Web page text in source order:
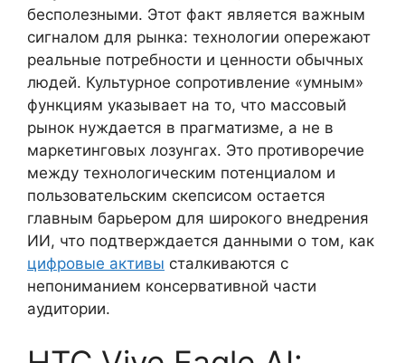
бесполезными. Этот факт является важным
сигналом для рынка: технологии опережают
реальные потребности и ценности обычных
людей. Культурное сопротивление «умным»
функциям указывает на то, что массовый
рынок нуждается в прагматизме, а не в
маркетинговых лозунгах. Это противоречие
между технологическим потенциалом и
пользовательским скепсисом остается
главным барьером для широкого внедрения
ИИ, что подтверждается данными о том, как
цифровые активы сталкиваются с
непониманием консервативной части
аудитории.